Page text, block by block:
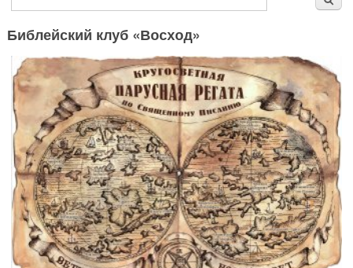
Библейский клуб «Восход»